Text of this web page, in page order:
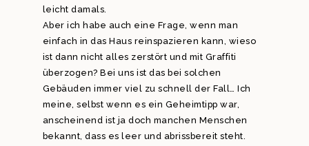
leicht damals.
Aber ich habe auch eine Frage, wenn man
einfach in das Haus reinspazieren kann, wieso
ist dann nicht alles zerstört und mit Graffiti
überzogen? Bei uns ist das bei solchen
Gebäuden immer viel zu schnell der Fall… Ich
meine, selbst wenn es ein Geheimtipp war,
anscheinend ist ja doch manchen Menschen
bekannt, dass es leer und abrissbereit steht.